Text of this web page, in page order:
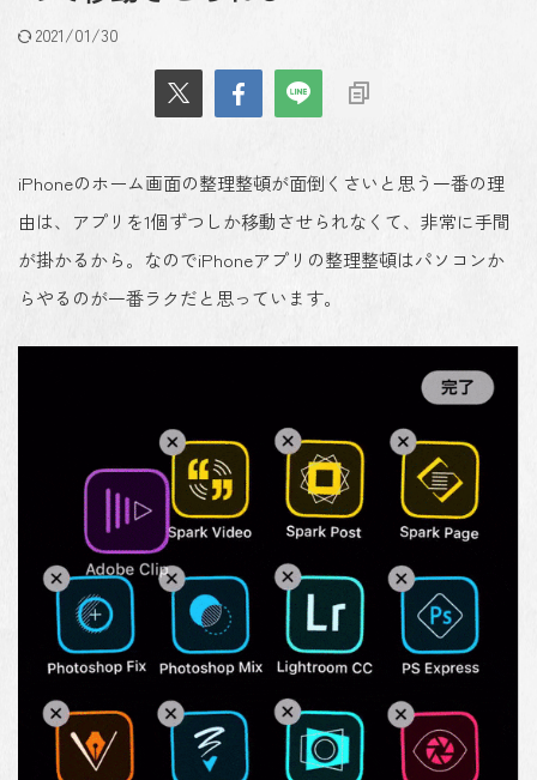
2021/01/30
iPhoneのホーム画面の整理整頓が面倒くさいと思う一番の理
由は、アプリを1個ずつしか移動させられなくて、非常に手間
が掛かるから。なのでiPhoneアプリの整理整頓はパソコンか
らやるのが一番ラクだと思っています。